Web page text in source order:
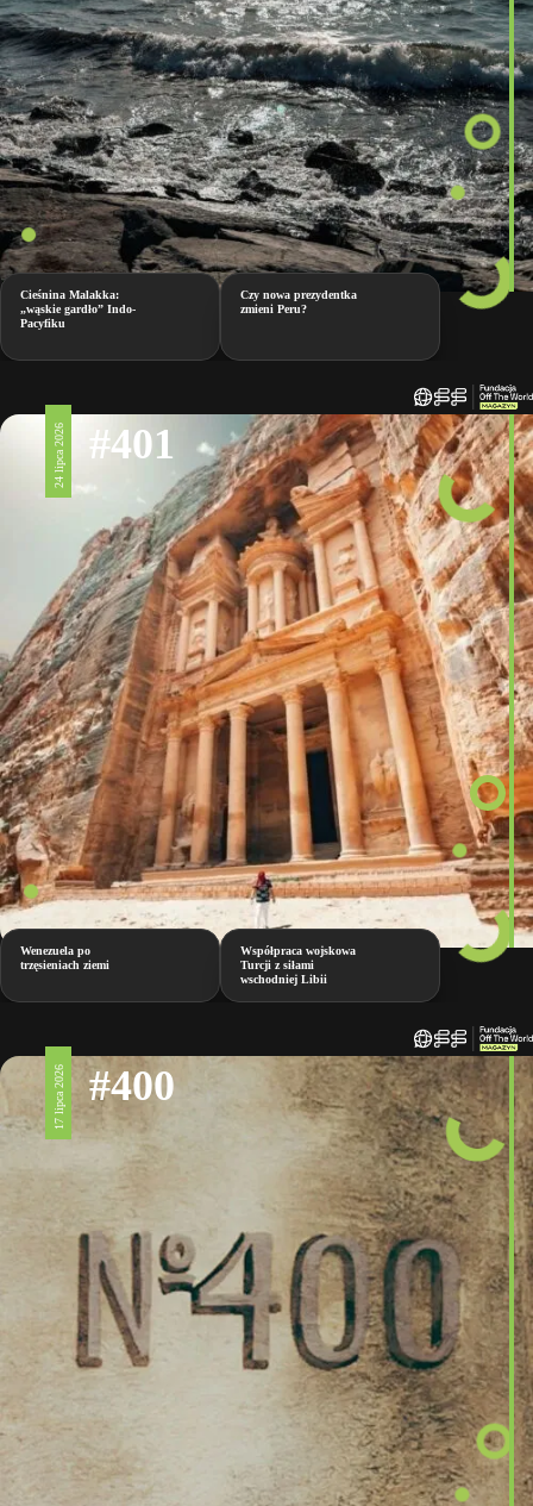
Cieśnina Malakka:
„wąskie gardło” Indo-
Pacyfiku
Czy nowa prezydentka
zmieni Peru?
24 lipca 2026 #401
Wenezuela po
trzęsieniach ziemi
Współpraca wojskowa
Turcji z siłami
wschodniej Libii
17 lipca 2026 #400